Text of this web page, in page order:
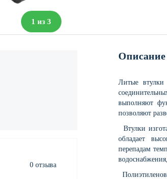
1 из 3
0 отзыва
Описание
Литые
выполняют
позволяют
Втулки
обладает
перепадам